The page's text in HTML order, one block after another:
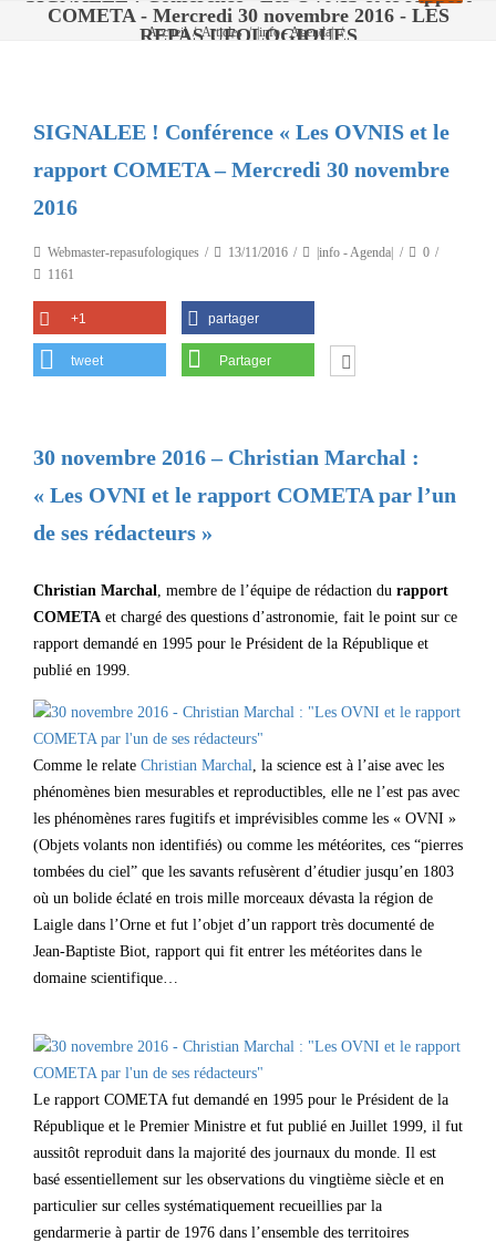
COMETA - Mercredi 30 novembre 2016 - LES
REPAS UFOLOGIQUES
Accueil / Articles / |info - Agenda| /
SIGNALEE ! Conférence « Les OVNIS et le
rapport COMETA – Mercredi 30 novembre
2016
Webmaster-repasufologiques 13/11/2016 |info - Agenda|
0
1161
+1 partager
tweet Partager
30 novembre 2016 – Christian Marchal :
« Les OVNI et le rapport COMETA par l’un
de ses rédacteurs »
Christian Marchal, membre de l’équipe de rédaction du rapport
COMETA et chargé des questions d’astronomie, fait le point sur ce
rapport demandé en 1995 pour le Président de la République et
publié en 1999.
Comme le relate Christian Marchal, la science est à l’aise avec les
phénomènes bien mesurables et reproductibles, elle ne l’est pas avec
les phénomènes rares fugitifs et imprévisibles comme les « OVNI »
(Objets volants non identifiés) ou comme les météorites, ces “pierres
tombées du ciel” que les savants refusèrent d’étudier jusqu’en 1803
où un bolide éclaté en trois mille morceaux dévasta la région de
Laigle dans l’Orne et fut l’objet d’un rapport très documenté de
Jean-Baptiste Biot, rapport qui fit entrer les météorites dans le
domaine scientifique…
Le rapport COMETA fut demandé en 1995 pour le Président de la
République et le Premier Ministre et fut publié en Juillet 1999, il fut
aussitôt reproduit dans la majorité des journaux du monde. Il est
basé essentiellement sur les observations du vingtième siècle et en
particulier sur celles systématiquement recueillies par la
gendarmerie à partir de 1976 dans l’ensemble des territoires